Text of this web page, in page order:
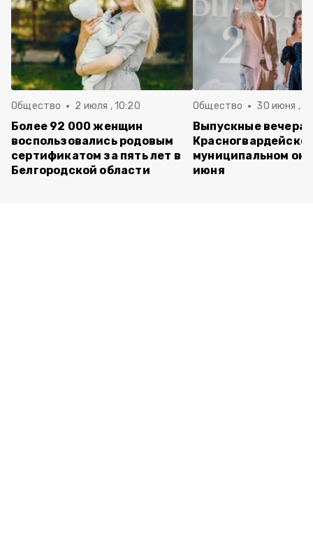
Общество 2 июля , 10:20
Более 92 000 женщин
воспользовались родовым
сертификатом за пять лет в
Белгородской области
Общество 30 июня ,
Выпускные вечера
муниципальном
июня